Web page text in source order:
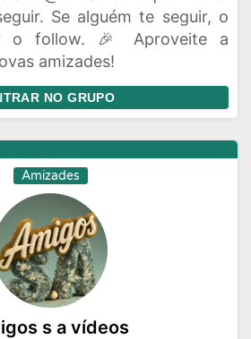
Se alguém te seguir, o
o follow. 🎉 Aproveite a
amizades!
NO GRUPO
Amizades
s a vídeos